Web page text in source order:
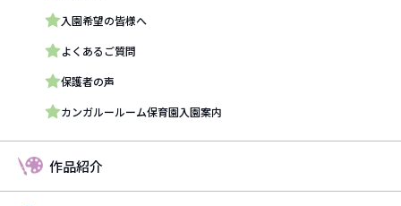
入園希望の皆様へ
よくあるご質問
保護者の声
カンガルールーム保育園入園案内
作品紹介